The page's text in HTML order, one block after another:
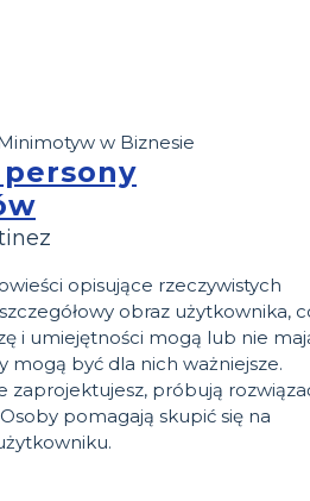
opisujące rzeczywistych
obraz użytkownika,
i umiejętności mogą lub nie
mogą być dla nich ważniejsze.
zaprojektujesz, próbują
pomagają skupić się na